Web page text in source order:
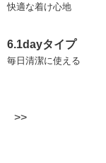
快適な着け心地
6.1dayタイプ
毎日清潔に使える